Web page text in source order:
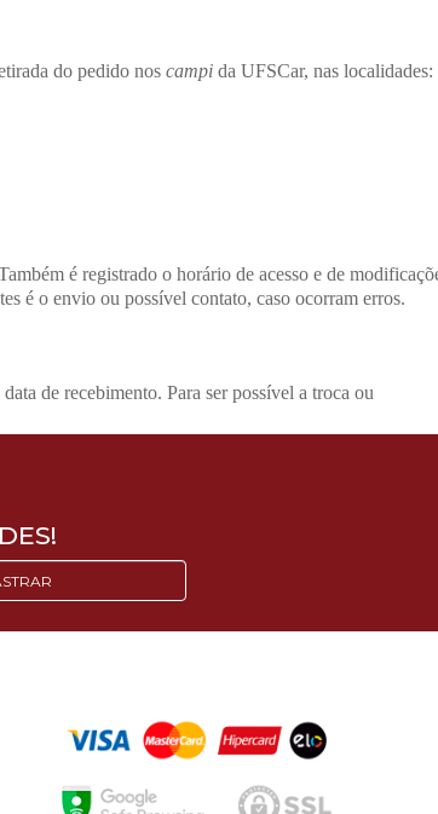
do pedido nos campi da UFSCar, nas localidades:
é registrado o horário de acesso e de
é o envio ou possível contato, caso ocorram erros.
de recebimento. Para ser possível a troca ou